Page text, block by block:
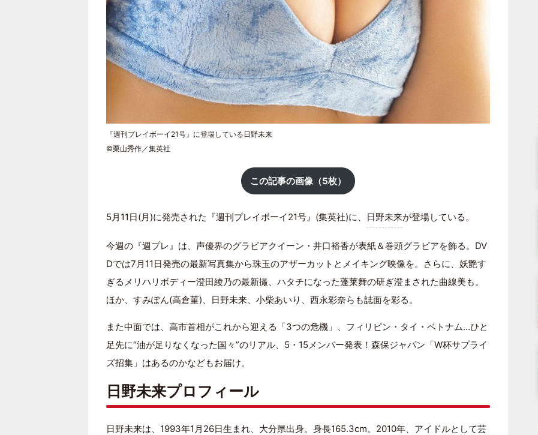
『週刊プレイボーイ21号』に登場している日野未来
©栗山秀作／集英社
この記事の画像（5枚）
5月11日(月)に発売された『週刊プレイボーイ21号』(集英社)に、 日野未来が登場している。
今週の『週プレ』は、声優界のグラビアクイーン・井口裕香が表紙＆巻頭グラビアを飾る。DV
Dでは7月11日発売の最新写真集から珠玉のアザーカットとメイキング映像を。さらに、妖艶す
ぎるメリハリボディー澄田綾乃の最新撮、ハタチになった蓬莱舞の研ぎ澄まされた曲線美も。
ほか、すみぽん(高倉菫)、日野未来、小柴あいり、西永彩奈らも誌面を彩る。
また中面では、高市首相がこれから迎える「3つの危機」、フィリピン・タイ・ベトナム…ひと
足先に“油が足りなくなった国々”のリアル、5・15メンバー発表！森保ジャパン「W杯サプライ
ズ招集」はあるのかなどもお届け。
日野未来プロフィール
日野未来は、1993年1月26日生まれ、大分県出身。身長165.3cm。2010年、アイドルとして芸